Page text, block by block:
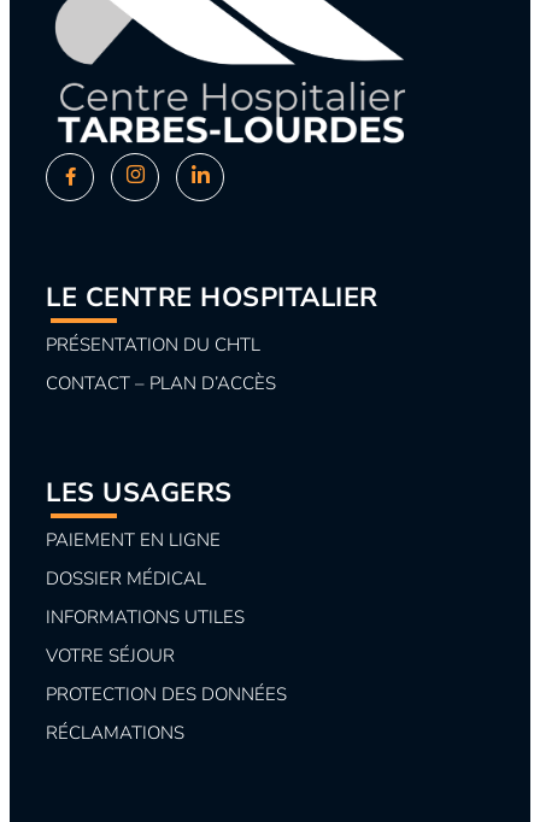
LE CENTRE HOSPITALIER
PRÉSENTATION DU CHTL
CONTACT – PLAN D’ACCÈS
LES USAGERS
PAIEMENT EN LIGNE
DOSSIER MÉDICAL
INFORMATIONS UTILES
VOTRE SÉJOUR
PROTECTION DES DONNÉES
RÉCLAMATIONS